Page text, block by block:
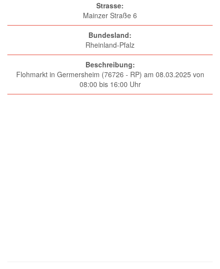
Strasse:
Mainzer Straße 6
Bundesland:
Rheinland-Pfalz
Beschreibung:
Flohmarkt in Germersheim (76726 - RP) am 08.03.2025 von
08:00 bis 16:00 Uhr